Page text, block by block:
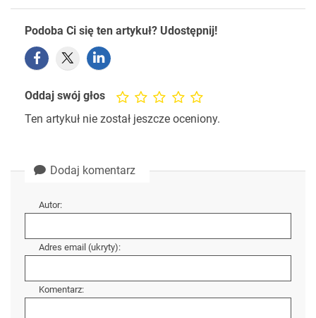
Podoba Ci się ten artykuł? Udostępnij!
Oddaj swój głos
Ten artykuł nie został jeszcze oceniony.
Dodaj komentarz
Autor:
Adres email (ukryty):
Komentarz: